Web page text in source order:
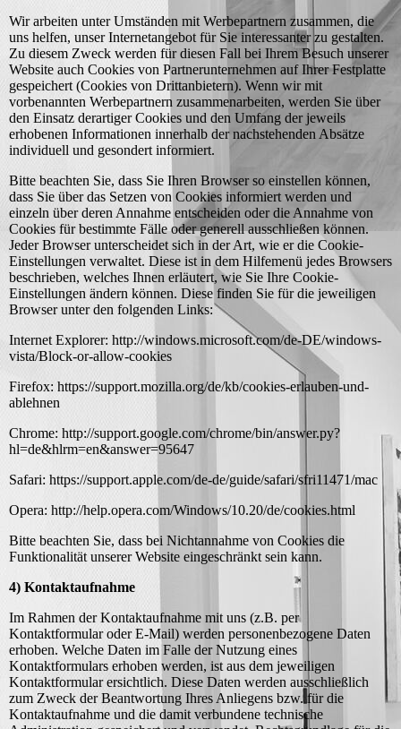
Wir arbeiten unter Umständen mit Werbepartnern zusammen, die
uns helfen, unser Internetangebot für Sie interessanter zu gestalten.
Zu diesem Zweck werden für diesen Fall bei Ihrem Besuch unserer
Website auch Cookies von Partnerunternehmen auf Ihrer Festplatte
gespeichert (Cookies von Drittanbietern). Wenn wir mit
vorbenannten Werbepartnern zusammenarbeiten, werden Sie über
den Einsatz derartiger Cookies und den Umfang der jeweils
erhobenen Informationen innerhalb der nachstehenden Absätze
individuell und gesondert informiert.
Bitte beachten Sie, dass Sie Ihren Browser so einstellen können,
dass Sie über das Setzen von Cookies informiert werden und
einzeln über deren Annahme entscheiden oder die Annahme von
Cookies für bestimmte Fälle oder generell ausschließen können.
Jeder Browser unterscheidet sich in der Art, wie er die Cookie-
Einstellungen verwaltet. Diese ist in dem Hilfemenü jedes Browsers
beschrieben, welches Ihnen erläutert, wie Sie Ihre Cookie-
Einstellungen ändern können. Diese finden Sie für die jeweiligen
Browser unter den folgenden Links:
Internet Explorer: http://windows.microsoft.com/de-DE/windows-
vista/Block-or-allow-cookies
Firefox: https://support.mozilla.org/de/kb/cookies-erlauben-und-
ablehnen
Chrome: http://support.google.com/chrome/bin/answer.py?
hl=de&hlrm=en&answer=95647
Safari: https://support.apple.com/de-de/guide/safari/sfri11471/mac
Opera: http://help.opera.com/Windows/10.20/de/cookies.html
Bitte beachten Sie, dass bei Nichtannahme von Cookies die
Funktionalität unserer Website eingeschränkt sein kann.
4) Kontaktaufnahme
Im Rahmen der Kontaktaufnahme mit uns (z.B. per
Kontaktformular oder E-Mail) werden personenbezogene Daten
erhoben. Welche Daten im Falle der Nutzung eines
Kontaktformulars erhoben werden, ist aus dem jeweiligen
Kontaktformular ersichtlich. Diese Daten werden ausschließlich
zum Zweck der Beantwortung Ihres Anliegens bzw. für die
Kontaktaufnahme und die damit verbundene technische